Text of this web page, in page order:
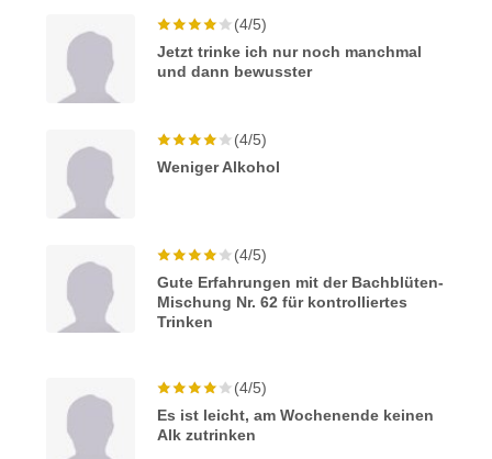
(4/5)
Jetzt trinke ich nur noch manchmal
und dann bewusster
(4/5)
Weniger Alkohol
(4/5)
Gute Erfahrungen mit der Bachblüten-
Mischung Nr. 62 für kontrolliertes
Trinken
(4/5)
Es ist leicht, am Wochenende keinen
Alk zutrinken